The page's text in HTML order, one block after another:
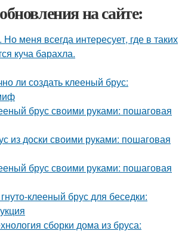
на сайте:
меня всегда интересует, где в таких
куча барахла.
ли создать клееный брус:
брус своими руками: пошаговая
из доски своими руками: пошаговая
брус своими руками: пошаговая
гнуто-клееный брус для беседки:
сборки дома из бруса: